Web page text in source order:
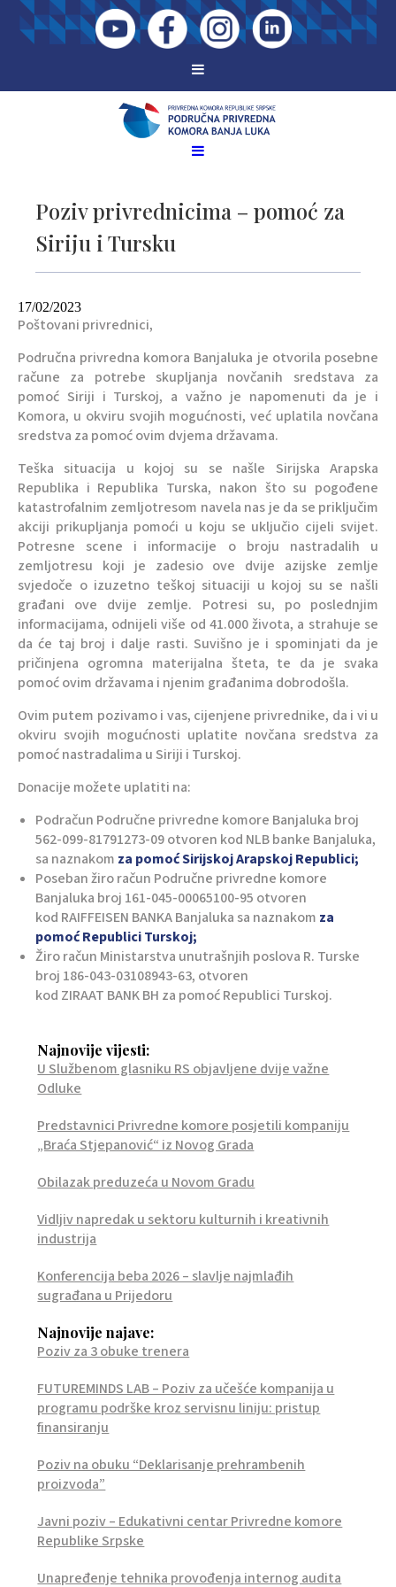
Poziv privrednicima – pomoć za
Siriju i Tursku
17/02/2023
Poštovani privrednici,
Područna privredna komora Banjaluka je otvorila posebne
račune za potrebe skupljanja novčanih sredstava za
pomoć Siriji i Turskoj, a važno je napomenuti da je i
Komora, u okviru svojih mogućnosti, već uplatila novčana
sredstva za pomoć ovim dvjema državama.
Teška situacija u kojoj su se našle Sirijska Arapska
Republika i Republika Turska, nakon što su pogođene
katastrofalnim zemljotresom navela nas je da se priključim
akciji prikupljanja pomoći u koju se uključio cijeli svijet.
Potresne scene i informacije o broju nastradalih u
zemljotresu koji je zadesio ove dvije azijske zemlje
svjedoče o izuzetno teškoj situaciji u kojoj su se našli
građani ove dvije zemlje. Potresi su, po poslednjim
informacijama, odnijeli više od 41.000 života, a strahuje se
da će taj broj i dalje rasti. Suvišno je i spominjati da je
pričinjena ogromna materijalna šteta, te da je svaka
pomoć ovim državama i njenim građanima dobrodošla.
Ovim putem pozivamo i vas, cijenjene privrednike, da i vi u
okviru svojih mogućnosti uplatite novčana sredstva za
pomoć nastradalima u Siriji i Turskoj.
Donacije možete uplatiti na:
Podračun Područne privredne komore Banjaluka broj
562-099-81791273-09 otvoren kod NLB banke Banjaluka,
sa naznakom za pomoć Sirijskoj Arapskoj Republici;
Poseban žiro račun Područne privredne komore
Banjaluka broj 161-045-00065100-95 otvoren
kod RAIFFEISEN BANKA Banjaluka sa naznakom za
pomoć Republici Turskoj;
Žiro račun Ministarstva unutrašnjih poslova R. Turske
broj 186-043-03108943-63, otvoren
kod ZIRAAT BANK BH za pomoć Republici Turskoj.
Najnovije vijesti:
U Službenom glasniku RS objavljene dvije važne
Odluke
Predstavnici Privredne komore posjetili kompaniju
„Braća Stjepanović“ iz Novog Grada
Obilazak preduzeća u Novom Gradu
Vidljiv napredak u sektoru kulturnih i kreativnih
industrija
Konferencija beba 2026 – slavlje najmlađih
sugrađana u Prijedoru
Najnovije najave:
Poziv za 3 obuke trenera
FUTUREMINDS LAB – Poziv za učešće kompanija u
programu podrške kroz servisnu liniju: pristup
finansiranju
Poziv na obuku “Deklarisanje prehrambenih
proizvoda”
Javni poziv – Edukativni centar Privredne komore
Republike Srpske
Unapređenje tehnika provođenja internog audita